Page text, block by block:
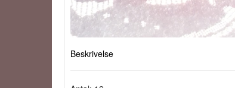
Beskrivelse